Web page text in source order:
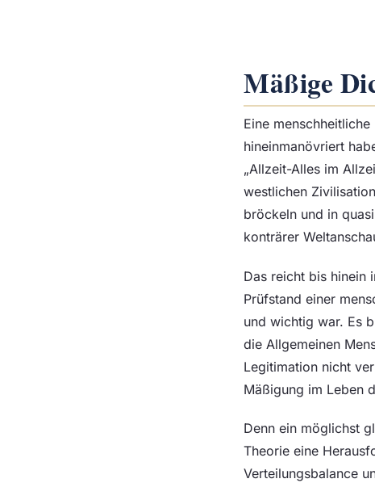
Mäßige
Eine
hineinmanövriert
„Allzeit-Alles im
westlichen
bröckeln und in
konträrer
Das reicht bis hinein
Prüfstand einer
und wichtig war. Es
die Allgemeinen
Legitimation nicht
Mäßigung im Leben
Denn ein möglichst
Theorie eine
Verteilungsbalance